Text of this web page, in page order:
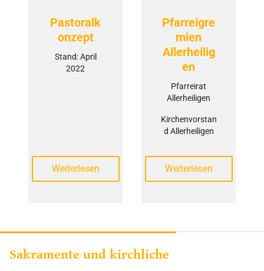
Pastoralk
onzept
Stand: April
2022
Weiterlesen
Pfarreigre
mien
Allerheilig
en
Pfarreirat
Allerheiligen
Kirchenvorstan
d Allerheiligen
Weiterlesen
Sakramente und kirchliche